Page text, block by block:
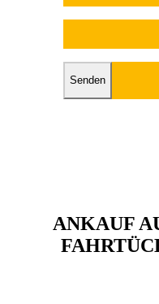
Bitte lasse dieses
ANKAUF